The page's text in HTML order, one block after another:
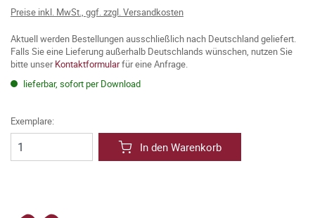
Preise inkl. MwSt., ggf. zzgl. Versandkosten
Aktuell werden Bestellungen ausschließlich nach Deutschland geliefert.
Falls Sie eine Lieferung außerhalb Deutschlands wünschen, nutzen Sie
bitte unserKontaktformularfür eine Anfrage.
lieferbar, sofort per Download
Exemplare:
In den Warenkorb